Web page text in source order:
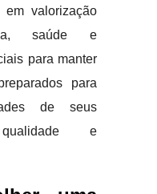
valorização
saúde e
para manter
para
de seus
e